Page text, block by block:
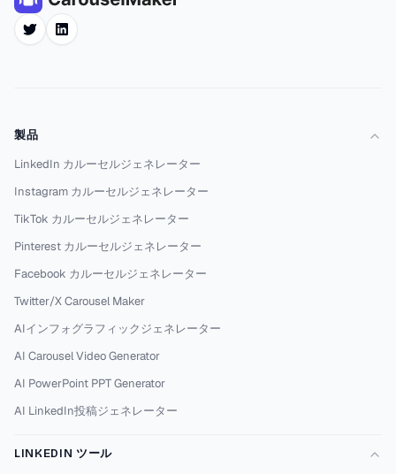
TwitterLinkedIn
製品
LinkedIn カルーセルジェネレーター
Instagram カルーセルジェネレーター
TikTok カルーセルジェネレーター
Pinterest カルーセルジェネレーター
Facebook カルーセルジェネレーター
Twitter/X Carousel Maker
AIインフォグラフィックジェネレーター
AI Carousel Video Generator
AI PowerPoint PPT Generator
AI LinkedIn投稿ジェネレーター
LINKEDIN ツール